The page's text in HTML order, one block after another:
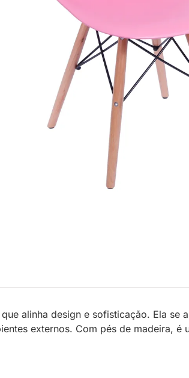
alinha design e sofisticação. Ela
externos. Com pés de madeira,